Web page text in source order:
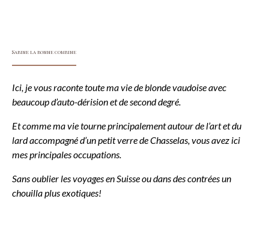
Sabine la bonne combine
Ici, je vous raconte toute ma vie de blonde vaudoise avec
beaucoup d’auto-dérision et de second degré.
Et comme ma vie tourne principalement autour de l’art et du
lard accompagné d’un petit verre de Chasselas, vous avez ici
mes principales occupations.
Sans oublier les voyages en Suisse ou dans des contrées un
chouilla plus exotiques!